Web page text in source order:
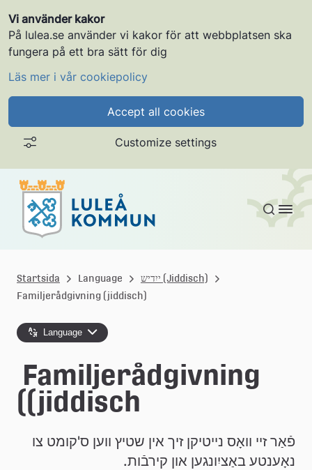
Vi använder kakor
På lulea.se använder vi kakor för att webbplatsen ska
fungera på ett bra sätt för dig
Läs mer i vår cookiepolicy
Accept all cookies
Customize settings
Gå till innehållet
u
l
e
å
k
o
m
Startsida Language
ייִדיש (Jiddisch)
Familjerådgivning (jiddisch)
Language
(jiddisch)
נאָענטע באַציִונגען און קירבֿות.